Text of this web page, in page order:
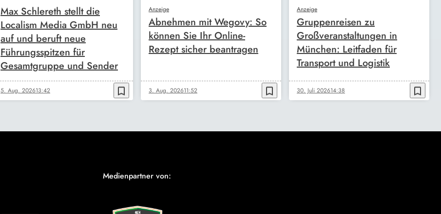
Max Schlereth stellt die
Localism Media GmbH neu
auf und beruft neue
Führungsspitzen für
Gesamtgruppe und Sender
5. Aug. 202613:42 bookmark_border
Anzeige
Abnehmen mit Wegovy: So
können Sie Ihr Online-
Rezept sicher beantragen
3. Aug. 202611:52 bookmark_border
Anzeige
Gruppenreisen zu
Großveranstaltungen in
München: Leitfaden für
Transport und Logistik
30. Juli 202614:38 bookmark_border
Medienpartner von: